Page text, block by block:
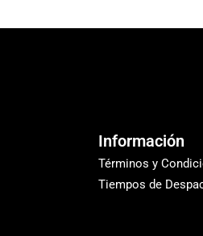
Información
Términos y
Tiempos de